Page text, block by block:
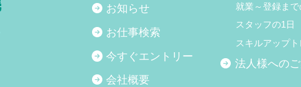
お知らせ
お仕事検索
今すぐエントリー
会社概要
就業～登録ま
スタッフの1日
スキルアップ
法人様への